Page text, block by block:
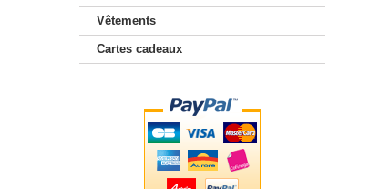
Vêtements
Cartes cadeaux